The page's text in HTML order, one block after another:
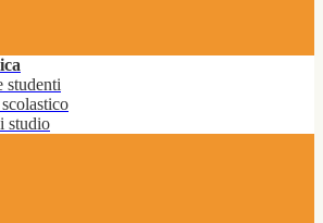
studenti
studio